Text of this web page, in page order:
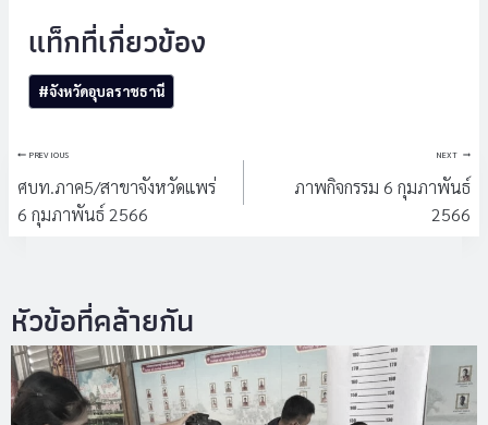
Post
Tags:
#จังหวัดอุบลราชธานี
แนะแนว
PREVIOUS
ศบท.ภาค5/สาขาจังหวัดแพร่
6 กุมภาพันธ์ 2566
NEXT
ภาพกิจกรรม 6 กุมภาพันธ์
2566